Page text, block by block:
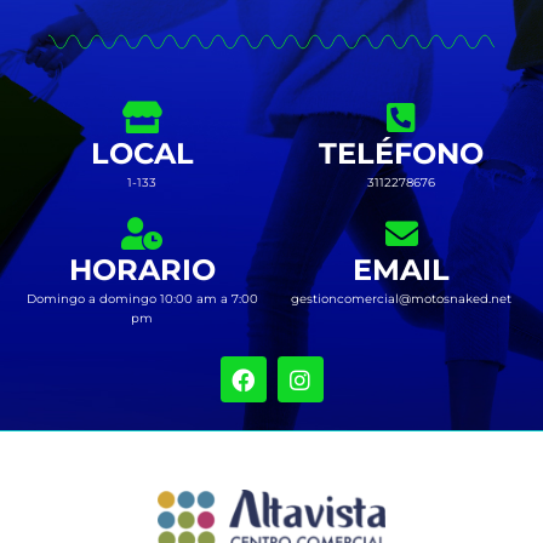
LOCAL
1-133
TELÉFONO
3112278676
HORARIO
Domingo a domingo 10:00 am a 7:00
pm
EMAIL
gestioncomercial@motosnaked.net